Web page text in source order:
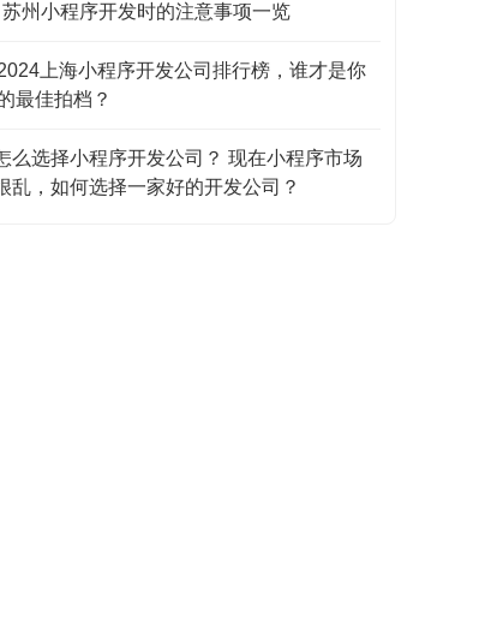
苏州小程序开发时的注意事项一览
上海小程序开发公司排行榜，谁才是你
最佳拍档？
么选择小程序开发公司？ 现在小程序市场
乱，如何选择一家好的开发公司？